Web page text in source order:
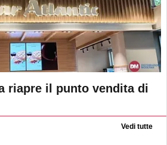
riapre il punto vendita di
Vedi tutte